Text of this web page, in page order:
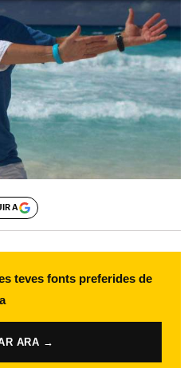
A
teves fonts preferides de
ARA →